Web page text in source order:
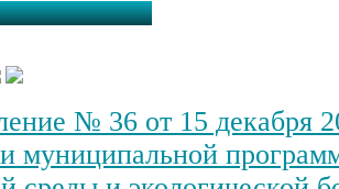
№ 36 от 15 декабря
муниципальной